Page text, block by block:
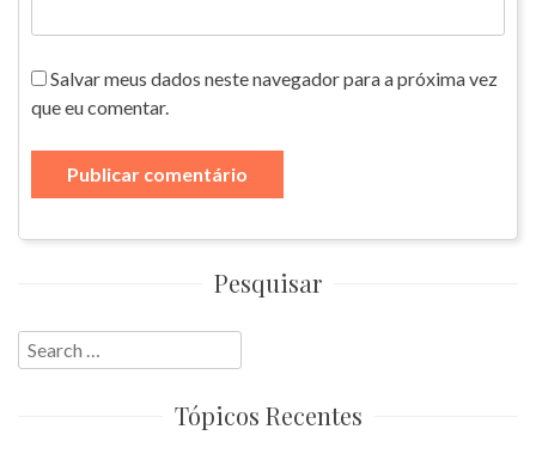
Salvar meus dados neste navegador para a próxima vez
que eu comentar.
Pesquisar
Search
for:
Tópicos Recentes